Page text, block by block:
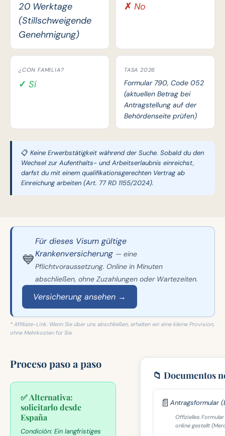
20 Werktage
(Stillschweigende
Genehmigung)
✗ No
¿CON FAMILIA?
✓ Sí
TASA 2026
Formular 790, Code 052
(aktuellen Betrag bei
Antragstellung auf der
Behördenseite prüfen)
📋 Keine Erwerbstätigkeit während der Suche. Sobald du den
Wechsel zur Aufenthalts- und Arbeitserlaubnis einreichst,
darfst du mit einem qualifikationsgerechten Vertrag ab
Einreichung arbeiten (Art. 77 RD 1155/2024).
💙
Für dieses Visum gültige
Krankenversicherung — eine
Pflichtvoraussetzung. Online in Minuten
abschließen, ohne Zuzahlungen oder Wartezeiten.
Versicherung ansehen →
* Affiliate-Link. Wenn Sie über uns abschließen, erhalten wir eine kleine Provision,
ohne Mehrkosten für Sie.
Proceso paso a paso
✅ Alternativa:
solicitarlo desde
España
Condición: Ein langfristiges
📁 Documentos
📄 Antragsformular
Offizielles
online gestellt